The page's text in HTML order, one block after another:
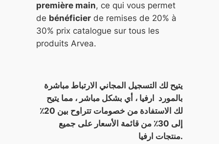
première main, ce qui vous permet
de bénéficierde remises de 20% à
30% prix catalogue sur tous les
produits Arvea.
يتيح لك التسجيل المجاني الارتباط مباشرة
بالمورد ارفيا ، أي بشكل مباشر ، مما يتيح
لك الاستفادة من خصومات تتراوح بين 20٪
إلى 30٪ من قائمة الأسعار على جميع
منتجات ارفيا.